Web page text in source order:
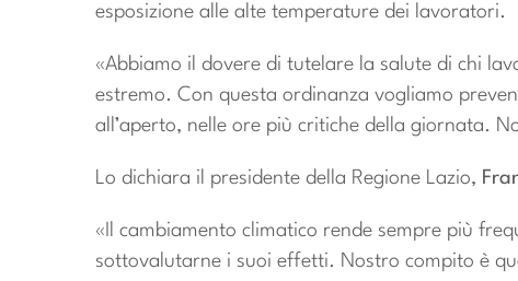
esposizione alle alte temperature dei lavoratori.
«Abbiamo il dovere di tutelare la salute di chi
estremo. Con questa ordinanza vogliamo
all’aperto, nelle ore più critiche della giornata.
Lo dichiara il presidente della Regione Lazio,
«Il cambiamento climatico rende sempre più
sottovalutarne i suoi effetti. Nostro compito è